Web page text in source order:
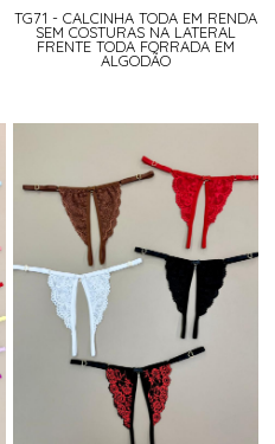
TG71 - CALCINHA TODA EM RENDA
SEM COSTURAS NA LATERAL
FRENTE TODA FORRADA EM
ALGODÃO